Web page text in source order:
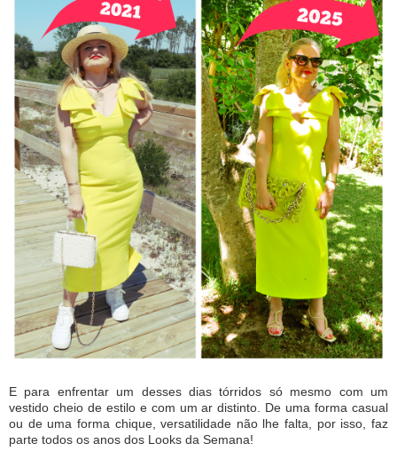
E para enfrentar um desses dias tórridos só mesmo com um
vestido cheio de estilo e com um ar distinto. De uma forma casual
ou de uma forma chique, versatilidade não lhe falta, por isso, faz
parte todos os anos dos Looks da Semana!